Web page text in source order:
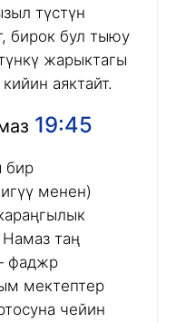
түстүн
бирок бул тыюу
жарыктагы
аяктайт.
19:45
бир
менен)
Намаз таң
фаджр
мектептер
чейин